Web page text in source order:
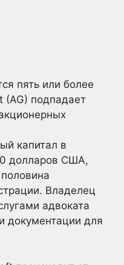
пять или более
(AG) подпадает
капитал в
долларов США,
Владелец
адвоката
документации для